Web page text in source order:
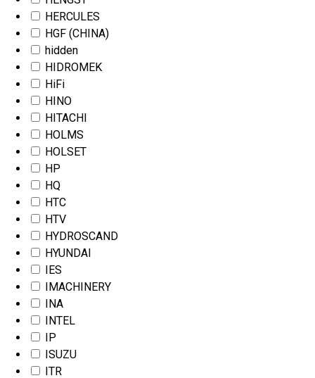
HERCULES
HGF (CHINA)
hidden
HIDROMEK
HiFi
HINO
HITACHI
HOLMS
HOLSET
HP
HQ
HTC
HTV
HYDROSCAND
HYUNDAI
IES
IMACHINERY
INA
INTEL
IP
ISUZU
ITR